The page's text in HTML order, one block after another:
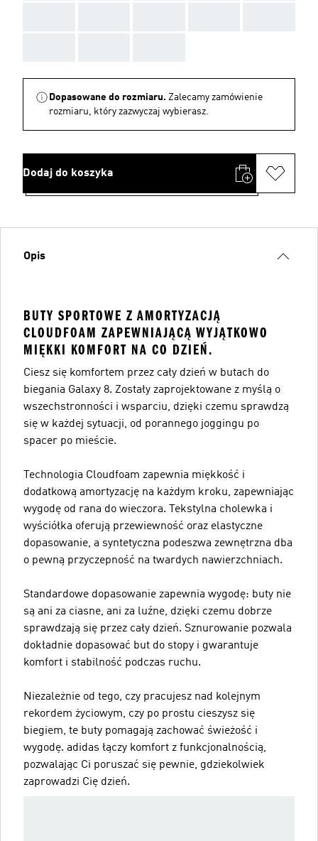
Dopasowane do rozmiaru. Zalecamy zamówienie
rozmiaru, który zazwyczaj wybierasz.
Dodaj do koszyka
Opis
BUTY SPORTOWE Z AMORTYZACJĄ
CLOUDFOAM ZAPEWNIAJĄCĄ WYJĄTKOWO
MIĘKKI KOMFORT NA CO DZIEŃ.
Ciesz się komfortem przez cały dzień w butach do
biegania Galaxy 8. Zostały zaprojektowane z myślą o
wszechstronności i wsparciu, dzięki czemu sprawdzą
się w każdej sytuacji, od porannego joggingu po
spacer po mieście.
Technologia Cloudfoam zapewnia miękkość i
dodatkową amortyzację na każdym kroku, zapewniając
wygodę od rana do wieczora. Tekstylna cholewka i
wyściółka oferują przewiewność oraz elastyczne
dopasowanie, a syntetyczna podeszwa zewnętrzna dba
o pewną przyczepność na twardych nawierzchniach.
Standardowe dopasowanie zapewnia wygodę: buty nie
są ani za ciasne, ani za luźne, dzięki czemu dobrze
sprawdzają się przez cały dzień. Sznurowanie pozwala
dokładnie dopasować but do stopy i gwarantuje
komfort i stabilność podczas ruchu.
Niezależnie od tego, czy pracujesz nad kolejnym
rekordem życiowym, czy po prostu cieszysz się
biegiem, te buty pomagają zachować świeżość i
wygodę. adidas łączy komfort z funkcjonalnością,
pozwalając Ci poruszać się pewnie, gdziekolwiek
zaprowadzi Cię dzień.